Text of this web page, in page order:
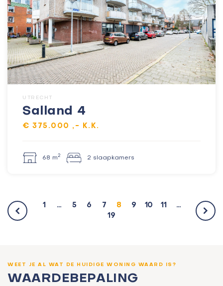
UTRECHT
Salland 4
€ 375.000 ,- K.K.
68 m2 2 slaapkamers
1 … 5 6 7 8 9 10 11
…
19
WEET JE AL WAT DE HUIDIGE WONING WAARD IS?
WAARDEBEPALING